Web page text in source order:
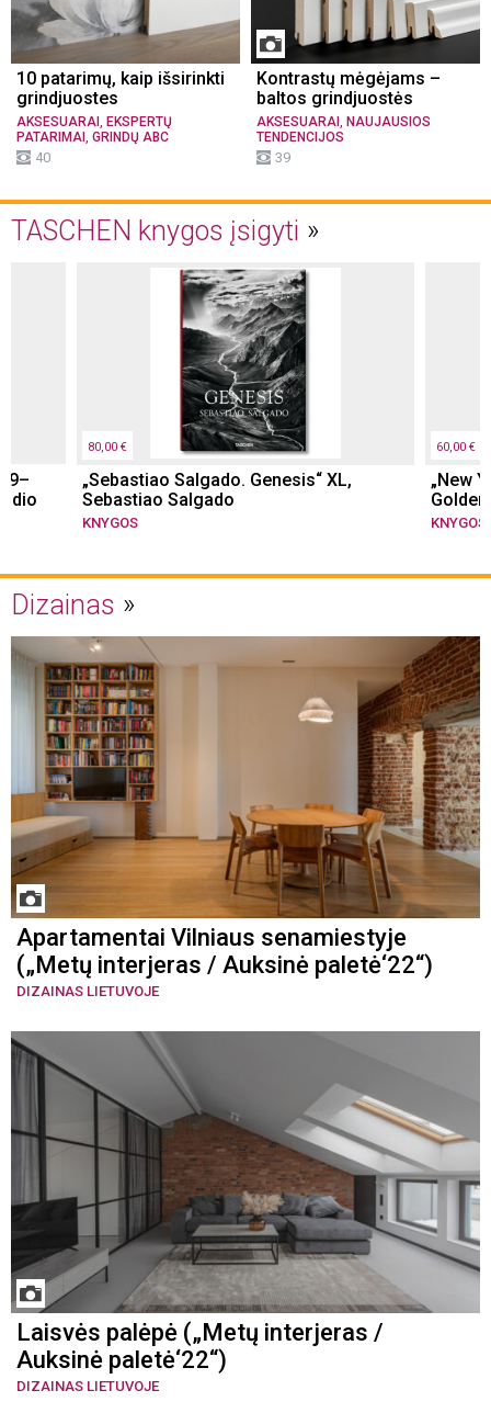
10 patarimų, kaip išsirinkti
grindjuostes
AKSESUARAI , EKSPERTŲ
PATARIMAI , GRINDŲ ABC
40
Kontrastų mėgėjams –
baltos grindjuostės
AKSESUARAI , NAUJAUSIOS
TENDENCIJOS
39
TASCHEN knygos įsigyti
80,00 €
„Sebastiao Salgado. Genesis“ XL,
Sebastiao Salgado
KNYGOS
60,00 €
„New
Golden
KNYGOS
Dizainas
Apartamentai Vilniaus senamiestyje
(„Metų interjeras / Auksinė paletė‘22“)
DIZAINAS LIETUVOJE
Laisvės palėpė („Metų interjeras /
Auksinė paletė‘22“)
DIZAINAS LIETUVOJE